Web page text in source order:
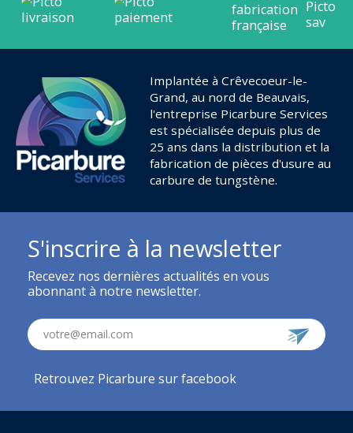
Implantée à Crêvecoeur-le-
Grand, au nord de Beauvais,
l'entreprise Picarbure Services
est spécialisée depuis plus de
25 ans dans la distribution et la
fabrication de pièces d'usure au
carbure de tungstène.
S'inscrire à la newsletter
Recevez nos dernières actualités en vous
abonnant à notre newsletter.
votre@email.com
Retrouvez Picarbure sur facebook